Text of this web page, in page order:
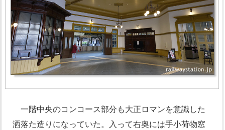
一階中央のコンコース部分も大正ロマンを意識した
洒落た造りになっていた。入って右奥には手小荷物窓